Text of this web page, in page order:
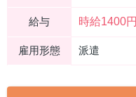
給与 時給1400円
雇用形態 派遣